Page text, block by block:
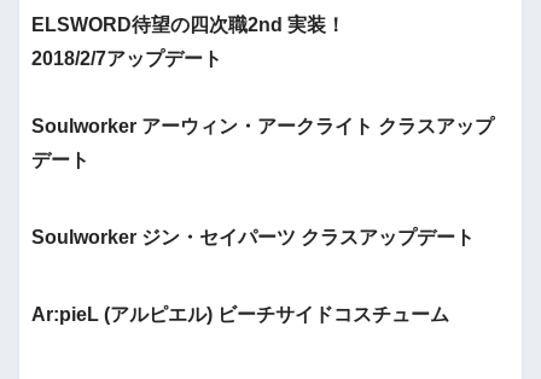
ELSWORD待望の四次職2nd 実装！
2018/2/7アップデート
Soulworker アーウィン・アークライト クラスアップ
デート
Soulworker ジン・セイパーツ クラスアップデート
Ar:pieL (アルピエル) ビーチサイドコスチューム